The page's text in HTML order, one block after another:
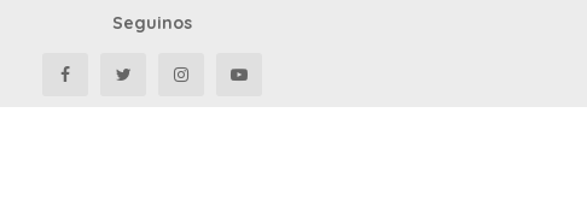
Seguinos